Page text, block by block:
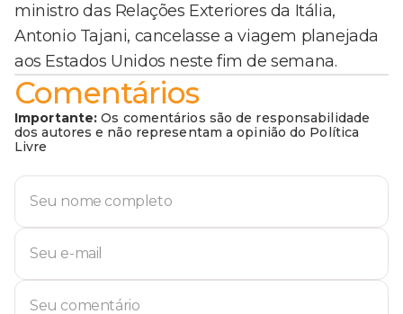
ministro das Relações Exteriores da Itália,
Antonio Tajani, cancelasse a viagem planejada
aos Estados Unidos neste fim de semana.
Comentários
Importante: Os comentários são de responsabilidade
dos autores e não representam a opinião do Política
Livre